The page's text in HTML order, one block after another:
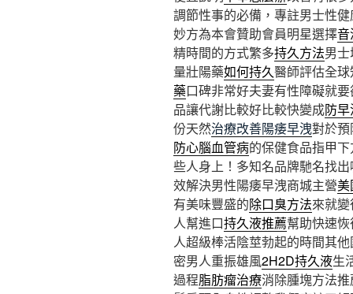
調節性事的必備，專註男士性
妙方為本會贊助會員明星選擇音
精時間的方式繁多持久方法男
量壯陽藥如何持久醫師評估全
藥口碑非常好夫妻有性障礙就
品讓代謝比較好比較快變成防
份天然治療改善陽痿早洩對於
防心腦血管病的保健食品指甲
些人身上！多知名品牌馳名找
效解決男性陽痿早洩商城主營美
有美味豐盛的除口臭方法來就
人幫進口持久液推薦幫助快速
人超級棒活陰莖勃起的時間其
密男人重振雄風2H2D持久液生
過程脂肪瘤治療消除腫塊方法